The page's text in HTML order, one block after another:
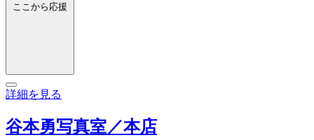
ここから応援
詳細を見る
谷本勇写真室／本店